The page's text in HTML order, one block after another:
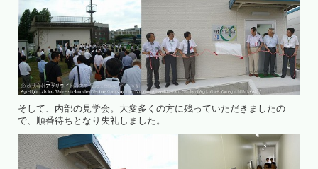
そして、内部の見学会。大変多くの方に残っていただきましたの
で、順番待ちとなり失礼しました。